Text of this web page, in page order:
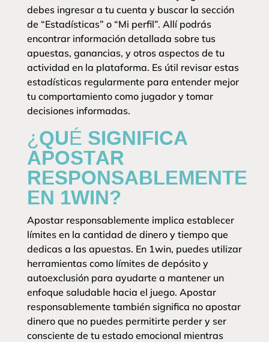
debes ingresar a tu cuenta y buscar la sección
de “Estadísticas” o “Mi perfil”. Allí podrás
encontrar información detallada sobre tus
apuestas, ganancias, y otros aspectos de tu
actividad en la plataforma. Es útil revisar estas
estadísticas regularmente para entender mejor
tu comportamiento como jugador y tomar
decisiones informadas.
¿QUÉ SIGNIFICA
APOSTAR
RESPONSABLEMENTE
EN 1WIN?
Apostar responsablemente implica establecer
límites en la cantidad de dinero y tiempo que
dedicas a las apuestas. En 1win, puedes utilizar
herramientas como límites de depósito y
autoexclusión para ayudarte a mantener un
enfoque saludable hacia el juego. Apostar
responsablemente también significa no apostar
dinero que no puedes permitirte perder y ser
consciente de tu estado emocional mientras